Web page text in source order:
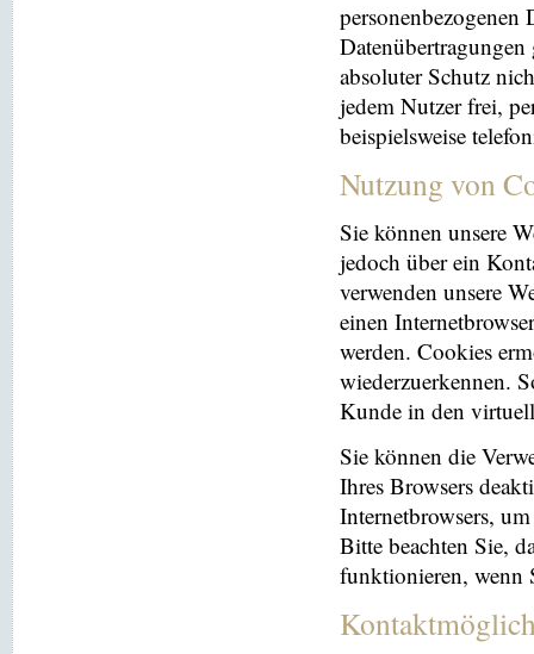
personenbezogenen
absoluter Schutz
jedem Nutzer frei,
beispielsweise
Nutzung von
Sie können unsere
jedoch über ein
verwenden unsere
einen
werden. Cookies
wiederzuerkennen.
Kunde in den
Sie können die
Ihres Browsers
Internetbrowsers,
Bitte beachten Sie,
funktionieren, wenn